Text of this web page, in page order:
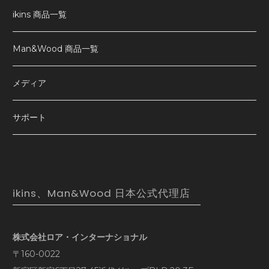
ikins 商品一覧
Man&Wood 商品一覧
メディア
サポート
ikins、Man&Wood 日本公式代理店
株式会社ロア・インターナショナル
〒160-0022